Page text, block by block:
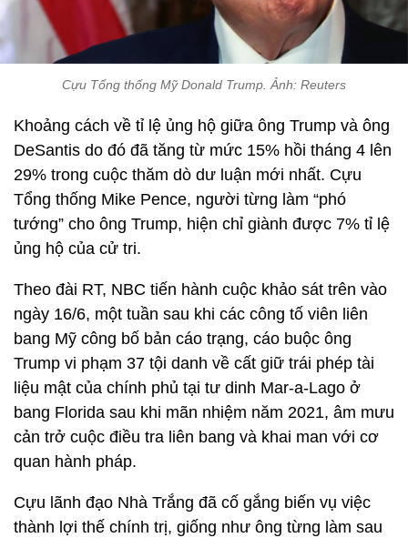
Cựu Tổng thống Mỹ Donald Trump. Ảnh: Reuters
Khoảng cách về tỉ lệ ủng hộ giữa ông Trump và ông
DeSantis do đó đã tăng từ mức 15% hồi tháng 4 lên
29% trong cuộc thăm dò dư luận mới nhất. Cựu
Tổng thống Mike Pence, người từng làm “phó
tướng” cho ông Trump, hiện chỉ giành được 7% tỉ lệ
ủng hộ của cử tri.
Theo đài RT, NBC tiến hành cuộc khảo sát trên vào
ngày 16/6, một tuần sau khi các công tố viên liên
bang Mỹ công bố bản cáo trạng, cáo buộc ông
Trump vi phạm 37 tội danh về cất giữ trái phép tài
liệu mật của chính phủ tại tư dinh Mar-a-Lago ở
bang Florida sau khi mãn nhiệm năm 2021, âm mưu
cản trở cuộc điều tra liên bang và khai man với cơ
quan hành pháp.
Cựu lãnh đạo Nhà Trắng đã cố gắng biến vụ việc
thành lợi thế chính trị, giống như ông từng làm sau